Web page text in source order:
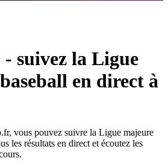
suivez la Ligue
en direct à
vous pouvez suivre la Ligue majeure
les résultats en direct et écoutez les